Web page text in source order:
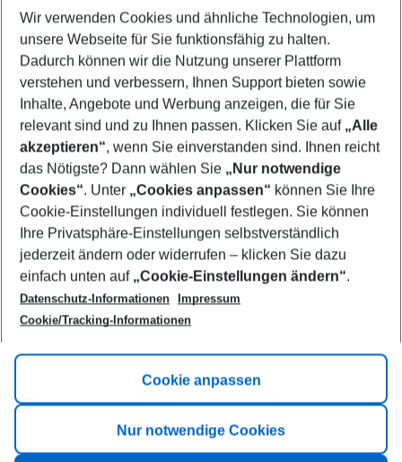
Select your date range
11/08/26–09/08/27 5-8 nights
Who will travel
2 adults No children
Show more filter
Footer
Footer navigation
Title A
Link A
Wir verwenden Cookies und ähnliche Technologien, um
unsere Webseite für Sie funktionsfähig zu halten.
Dadurch können wir die Nutzung unserer Plattform
verstehen und verbessern, Ihnen Support bieten sowie
Inhalte, Angebote und Werbung anzeigen, die für Sie
relevant sind und zu Ihnen passen. Klicken Sie auf „Alle
akzeptieren“, wenn Sie einverstanden sind. Ihnen reicht
das Nötigste? Dann wählen Sie „Nur notwendige
Cookies“. Unter „Cookies anpassen“ können Sie Ihre
Cookie-Einstellungen individuell festlegen. Sie können
Ihre Privatsphäre-Einstellungen selbstverständlich
jederzeit ändern oder widerrufen – klicken Sie dazu
einfach unten auf „Cookie-Einstellungen ändern“.
Datenschutz-Informationen
Impressum
Cookie/Tracking-Informationen
Cookie anpassen
Nur notwendige Cookies